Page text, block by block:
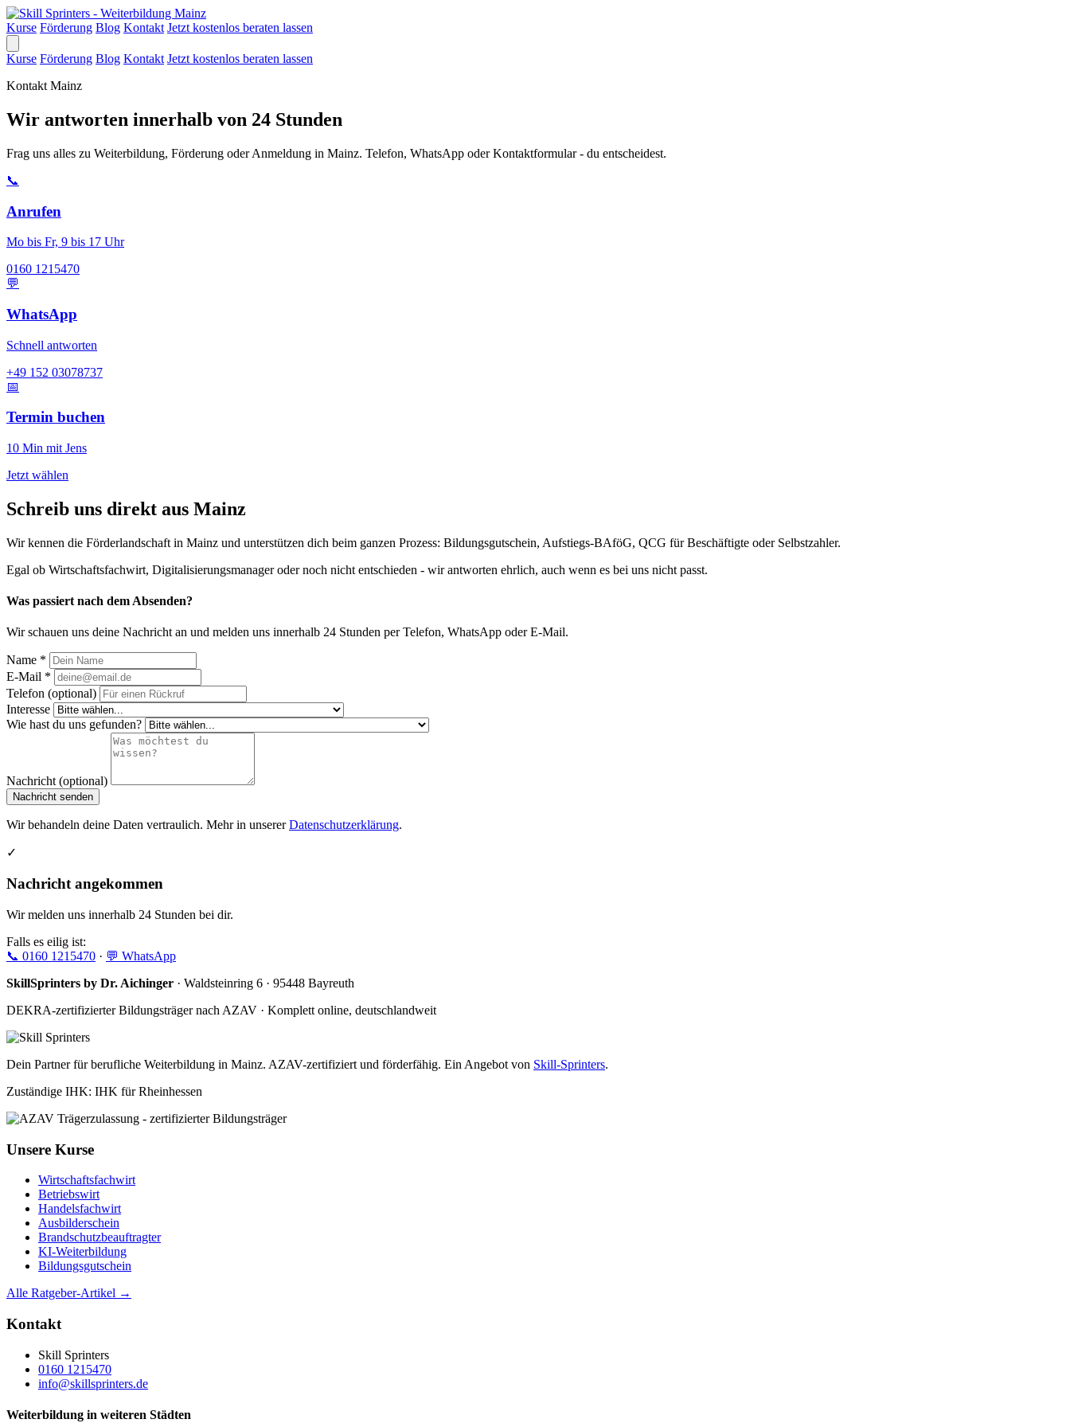
Kurse Förderung Blog Kontakt Jetzt kostenlos beraten lassen
Kurse Förderung Blog Kontakt Jetzt kostenlos beraten lassen
Kontakt Mainz
Wir antworten innerhalb von 24 Stunden
Frag uns alles zu Weiterbildung, Förderung oder Anmeldung in Mainz. Telefon, WhatsApp oder Kontaktformular - du entscheidest.
📞
Anrufen
Mo bis Fr, 9 bis 17 Uhr
0160 1215470
💬
WhatsApp
Schnell antworten
+49 152 03078737
📅
Termin buchen
10 Min mit Jens
Jetzt wählen
Schreib uns direkt aus Mainz
Wir kennen die Förderlandschaft in Mainz und unterstützen dich beim ganzen Prozess: Bildungsgutschein, Aufstiegs-BAföG, QCG für Beschäftigte oder Selbstzahler.
Egal ob Wirtschaftsfachwirt, Digitalisierungsmanager oder noch nicht entschieden - wir antworten ehrlich, auch wenn es bei uns nicht passt.
Was passiert nach dem Absenden?
Wir schauen uns deine Nachricht an und melden uns innerhalb 24 Stunden per Telefon, WhatsApp oder E-Mail.
Name *
E-Mail *
Telefon (optional)
Interesse
Wie hast du uns gefunden?
Nachricht (optional)
Nachricht senden
Wir behandeln deine Daten vertraulich. Mehr in unsererDatenschutzerklärung.
✓
Nachricht angekommen
Wir melden uns innerhalb 24 Stunden bei dir.
Falls es eilig ist:
📞 0160 1215470 · 💬 WhatsApp
SkillSprinters by Dr. Aichinger · Waldsteinring 6 · 95448 Bayreuth
DEKRA-zertifizierter Bildungsträger nach AZAV · Komplett online, deutschlandweit
Dein Partner für berufliche Weiterbildung in Mainz. AZAV-zertifiziert und förderfähig. Ein Angebot von Skill-Sprinters.
Zuständige IHK: IHK für Rheinhessen
Unsere Kurse
Wirtschaftsfachwirt
Betriebswirt
Handelsfachwirt
Ausbilderschein
Brandschutzbeauftragter
KI-Weiterbildung
Bildungsgutschein
Alle Ratgeber-Artikel →
Kontakt
Skill Sprinters
0160 1215470
info@skillsprinters.de
Weiterbildung in weiteren Städten